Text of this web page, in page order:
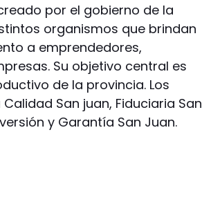
por el gobierno de la
organismos que brindan
a emprendedores,
Su objetivo central es
de la provincia. Los
San juan, Fiduciaria San
y Garantía San Juan.